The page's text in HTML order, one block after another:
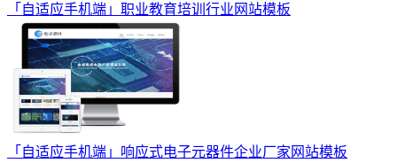
「自适应手机端」职业教育培训行业网站模板
「自适应手机端」响应式电子元器件企业厂家网站模板